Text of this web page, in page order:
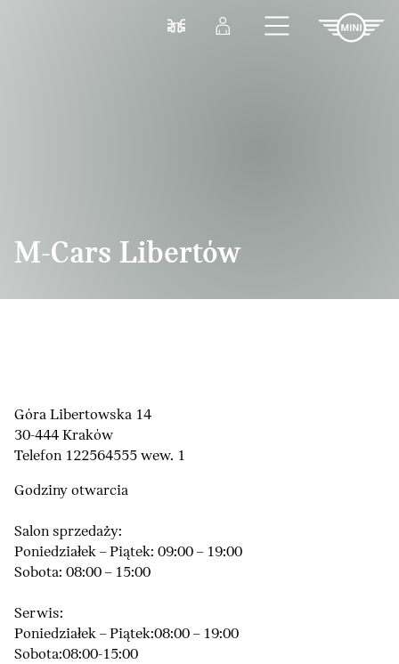
Przejdź do głównej treści
Porównaj Zaloguj się
M-Cars Libertów
Góra Libertowska 14
30-444 Kraków
Telefon 122564555 wew. 1
Godziny otwarcia
Salon sprzedaży:
Poniedziałek – Piątek: 09:00 – 19:00
Sobota: 08:00 – 15:00
Serwis:
Poniedziałek – Piątek:08:00 – 19:00
Sobota:08:00-15:00